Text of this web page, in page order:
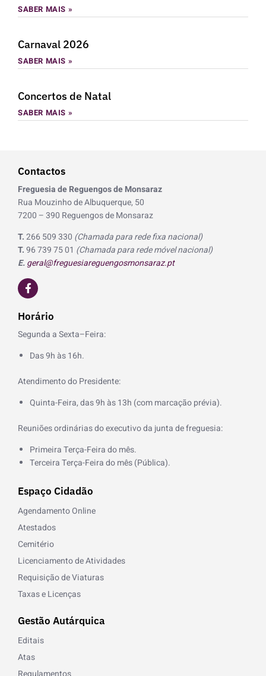
SABER MAIS »
Carnaval 2026
SABER MAIS »
Concertos de Natal
SABER MAIS »
Contactos
Freguesia de Reguengos de Monsaraz
Rua Mouzinho de Albuquerque, 50
7200 – 390 Reguengos de Monsaraz
T.266 509 330 (Chamada para rede fixa nacional)
T.96 739 75 01 (Chamada para rede móvel nacional)
E.geral@freguesiareguengosmonsaraz.pt
F
a
c
e
b
o
o
k
Horário
Segunda a Sexta–Feira:
Das 9h às 16h.
Atendimento do Presidente:
Quinta-Feira, das 9h às 13h (com marcação prévia).
Reuniões ordinárias do executivo da junta de freguesia:
Primeira Terça-Feira do mês.
Terceira Terça-Feira do mês (Pública).
Espaço Cidadão
Agendamento Online
Atestados
Cemitério
Licenciamento de Atividades
Requisição de Viaturas
Taxas e Licenças
Gestão Autárquica
Editais
Atas